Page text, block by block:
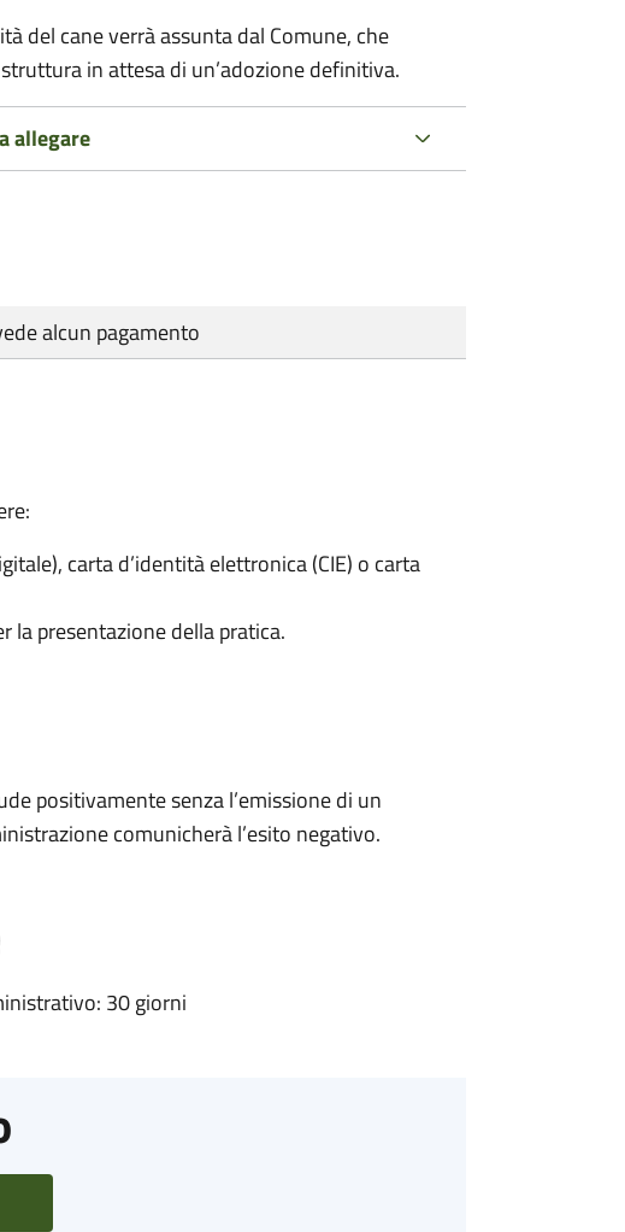
del cane verrà assunta dal Comune, che
in attesa di un’adozione definitiva.
allegare
alcun pagamento
carta d’identità elettronica (CIE) o carta
la presentazione della pratica.
positivamente senza l’emissione di un
comunicherà l’esito negativo.
30 giorni